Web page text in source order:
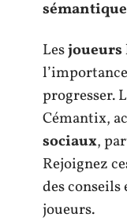
Lesjoueurs
progresser.
Cémantix,
sociaux,
Rejoignez
des conseils
joueurs.